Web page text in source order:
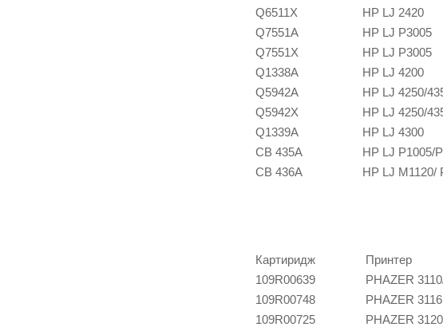
Q6511Х
HP LJ 2420
Q7551A
HP LJ P3005
Q7551X
HP LJ P3005
Q1338A
HP LJ 4200
Q5942A
HP LJ 4250/
Q5942X
HP LJ 4250/
Q1339A
HP LJ 4300
CB 435A
HP LJ P1005/
CB 436A
HP LJ M1120/
Картиридж Принтер
109R00639
PHAZER
109R00748
PHAZER 3116
109R00725
PHAZER